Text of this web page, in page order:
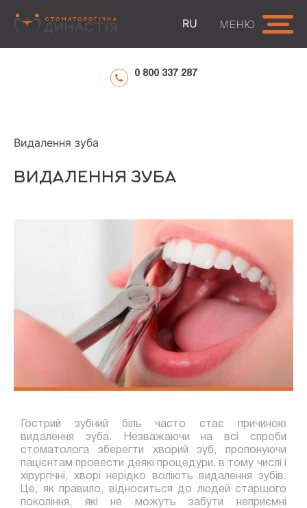
RU
0 800 337 287
Видалення зуба
ВИДАЛЕННЯ ЗУБА
Гострий зубний біль часто стає причиною
видалення зуба. Незважаючи на всі спроби
стоматолога зберегти хворий зуб, пропонуючи
пацієнтам провести деякі процедури, в тому числі і
хірургічні, хворі нерідко воліють видалення зубів.
Це, як правило, відноситься до людей старшого
покоління, які не можуть забути неприємні
МЕНЮ